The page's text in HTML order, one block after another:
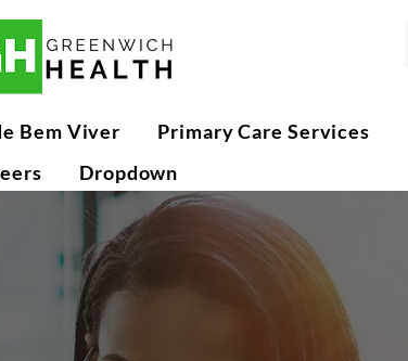
Bem Viver
Primary Care Services
Dropdown